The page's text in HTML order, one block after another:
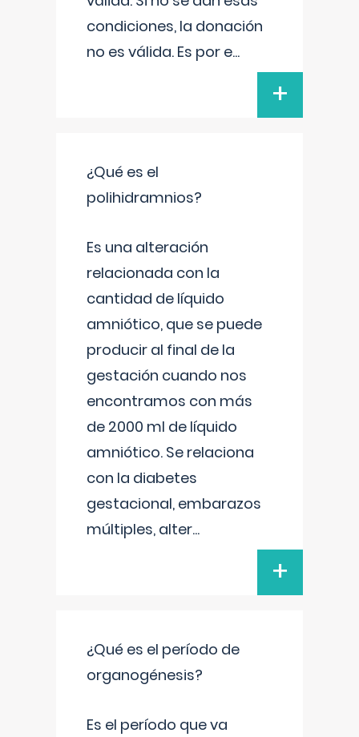
condiciones, la donación
no es válida. Es por e...
+
¿Qué es el
polihidramnios?
Es una alteración
relacionada con la
cantidad de líquido
amniótico, que se puede
producir al final de la
gestación cuando nos
encontramos con más
de 2000 ml de líquido
amniótico. Se relaciona
con la diabetes
gestacional, embarazos
múltiples, alter...
+
¿Qué es el período de
organogénesis?
Es el período que va